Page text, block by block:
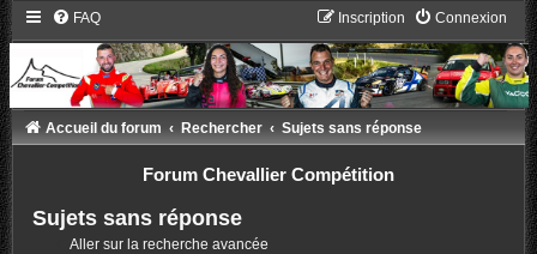
FAQ Connexion
Inscription
Accueil du forum Rechercher Sujets sans réponse
Forum Chevallier Compétition
Sujets sans réponse
Aller sur la recherche avancée